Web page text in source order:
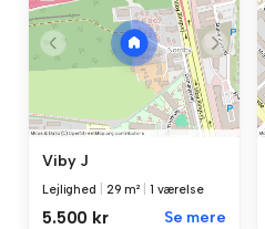
Viby J
Lejlighed 29 m² 1 værelse
5.500 kr Se mere